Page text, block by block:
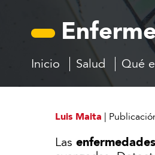
Inicio Salud Qué
Luis Maita |
Las